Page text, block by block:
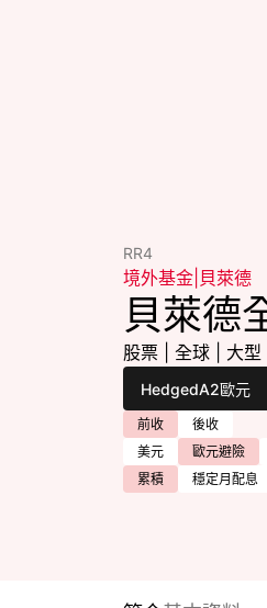
RR4
境外基金 貝萊德
貝萊德
股票 全球 大型
前收
後收
美元
歐元避險
累積
穩定月配息